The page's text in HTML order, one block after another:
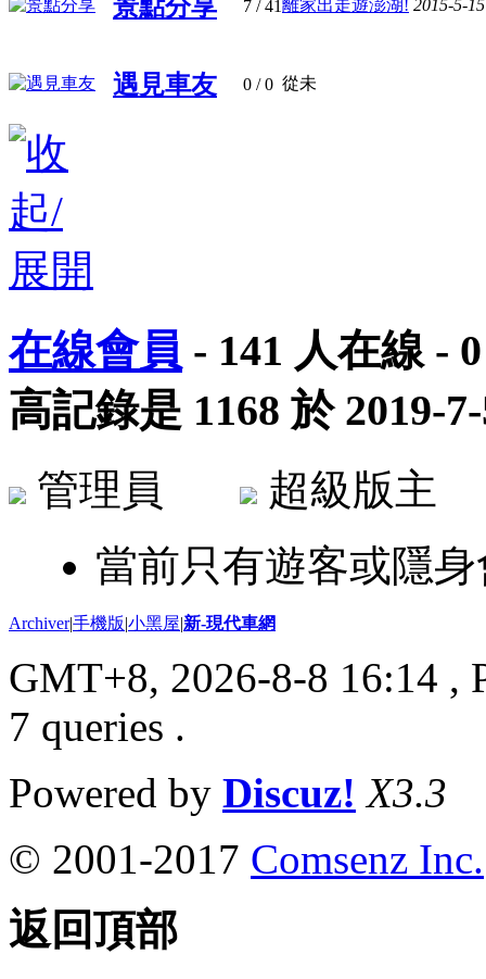
景點分享 7 / 41離家出走遊澎湖! 2015-5-
遇見車友 0 / 0 從未
在線會員 - 141 人在線 - 0
高記錄是 1168 於 2019-
管理員
超級版
當前只有遊客或隱
Archiver|手機版|小黑屋|新-現代車網
GMT+8, 2026-8-8 16:14 ,
7 queries .
Powered by Discuz! X3.3
© 2001-2017 Comsenz Inc.
返回頂部